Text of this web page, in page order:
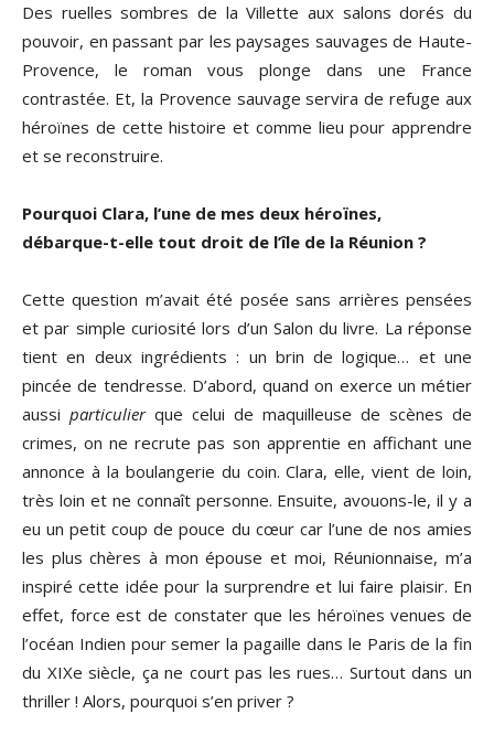
Des ruelles sombres de la Villette aux salons dorés du
pouvoir, en passant par les paysages sauvages de Haute-
Provence, le roman vous plonge dans une France
contrastée. Et, la Provence sauvage servira de refuge aux
héroïnes de cette histoire et comme lieu pour apprendre
et se reconstruire.
Pourquoi Clara, l’une de mes deux héroïnes,
débarque-t-elle tout droit de l’île de la Réunion ?
Cette question m’avait été posée sans arrières pensées
et par simple curiosité lors d’un Salon du livre. La réponse
tient en deux ingrédients : un brin de logique… et une
pincée de tendresse. D’abord, quand on exerce un métier
aussi particulierque celui de maquilleuse de scènes de
crimes, on ne recrute pas son apprentie en affichant une
annonce à la boulangerie du coin. Clara, elle, vient de loin,
très loin et ne connaît personne. Ensuite, avouons-le, il y a
eu un petit coup de pouce du cœur car l’une de nos amies
les plus chères à mon épouse et moi, Réunionnaise, m’a
inspiré cette idée pour la surprendre et lui faire plaisir. En
effet, force est de constater que les héroïnes venues de
l’océan Indien pour semer la pagaille dans le Paris de la fin
du XIXe siècle, ça ne court pas les rues… Surtout dans un
thriller ! Alors, pourquoi s’en priver ?